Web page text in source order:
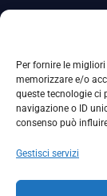
Per fornire le
memorizzare e/o
queste tecnologie ci
navigazione o ID
consenso può
Gestisci servizi
La Società ha nominato il